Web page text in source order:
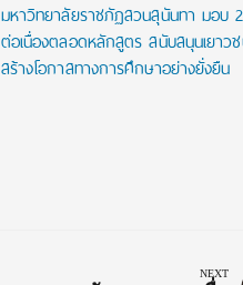
มหาวิทยาลัยราชภัฏสวนสุนันทา มอบ
ต่อเนื่องตลอดหลักสูตร สนับสนุนเยาว
สร้างโอกาสทางการศึกษาอย่างยั่งยืน
NEXT